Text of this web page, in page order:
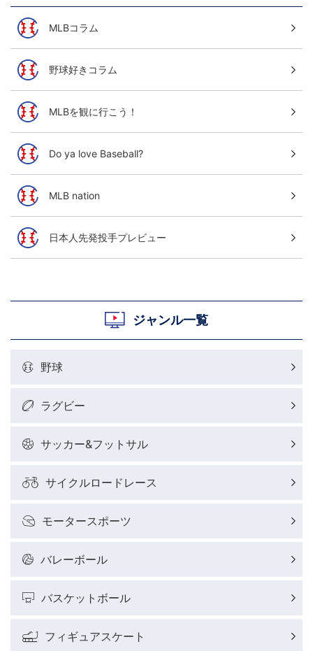
MLBコラム
野球好きコラム
MLBを観に行こう！
Do ya love Baseball?
MLB nation
日本人先発投手プレビュー
ジャンル一覧
野球
ラグビー
サッカー&フットサル
サイクルロードレース
モータースポーツ
バレーボール
バスケットボール
フィギュアスケート